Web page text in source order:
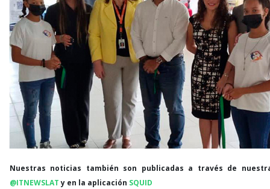
Nuestras noticias también son publicadas a través de
@ITNEWSLATy en la aplicación SQUID